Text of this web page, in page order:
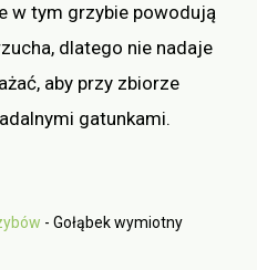
w tym grzybie powodują
dlatego nie nadaje
aby przy zbiorze
gatunkami.
- Gołąbek wymiotny